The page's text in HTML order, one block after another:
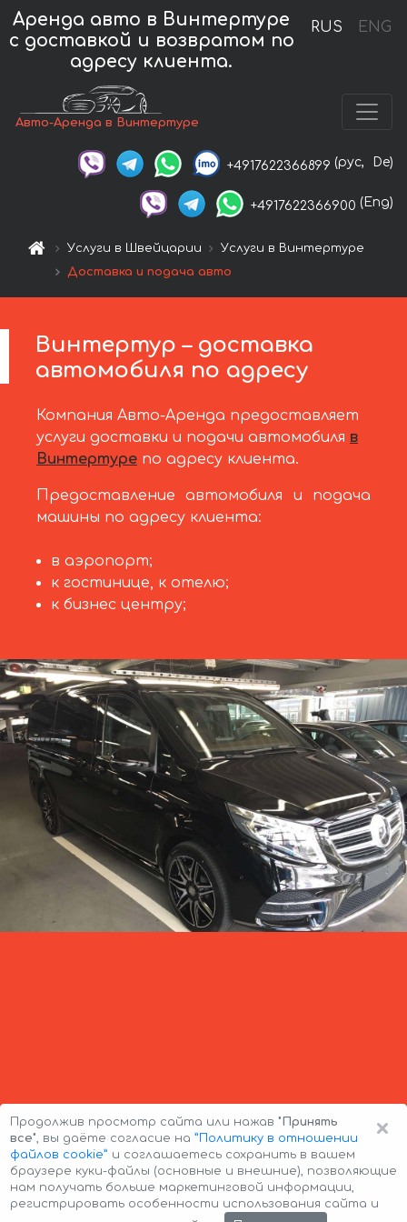
RUS ENG
Аренда авто в Винтертуре
с доставкой и возвратом по
адресу клиента.
Авто-Аренда в Винтертуре
+4917622366899 (рус, De)
+4917622366900 (Eng)
Услуги в Швейцарии
Услуги в Винтертуре
Доставка и подача авто
Винтертур – доставка
автомобиля по адресу
Компания Авто-Аренда предоставляет
услуги доставки и подачи автомобиля в
Винтертуре по адресу клиента.
Предоставление автомобиля и подача
машины по адресу клиента:
в аэропорт;
к гостинице, к отелю;
к бизнес центру;
×
Продолжив просмотр сайта или нажав "Принять
все", вы даёте согласие на ”Политику в отношении
файлов cookie” и соглашаетесь сохранить в вашем
браузере куки-файлы (основные и внешние), позволяющие
нам получать больше маркетинговой информации,
регистрировать особенности использования сайта и